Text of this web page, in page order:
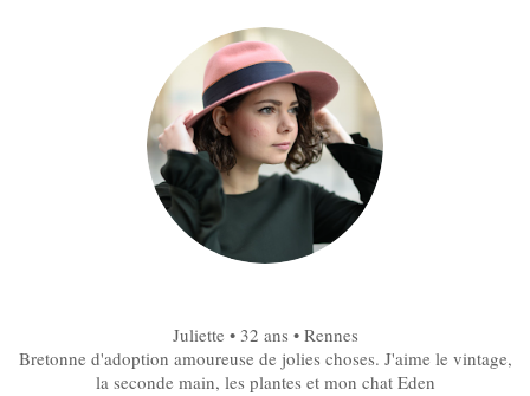
Juliette • 32 ans • Rennes
Bretonne d'adoption amoureuse de jolies choses. J'aime le vintage,
la seconde main, les plantes et mon chat Eden